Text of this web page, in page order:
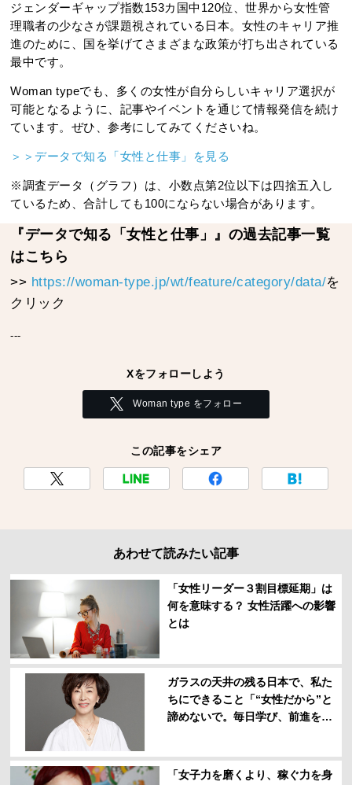
ジェンダーギャップ指数153カ国中120位、世界から女性管
理職者の少なさが課題視されている日本。女性のキャリア推
進のために、国を挙げてさまざまな政策が打ち出されている
最中です。
Woman typeでも、多くの女性が自分らしいキャリア選択が
可能となるように、記事やイベントを通じて情報発信を続け
ています。ぜひ、参考にしてみてくださいね。
＞＞データで知る「女性と仕事」を見る
※調査データ（グラフ）は、小数点第2位以下は四捨五入し
ているため、合計しても100にならない場合があります。
『データで知る「女性と仕事」』の過去記事一覧
はこちら
>> https://woman-type.jp/wt/feature/category/data/を
クリック
---
Xをフォローしよう
Woman type をフォロー
この記事をシェア
あわせて読みたい記事
「女性リーダー３割目標延期」は
何を意味する？ 女性活躍への影響
とは
ガラスの天井の残る日本で、私た
ちにできること「“女性だから”と
諦めないで。毎日学び、前進を」
「女子力を磨くより、稼ぐ力を身